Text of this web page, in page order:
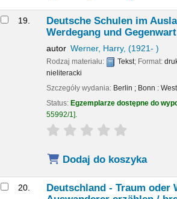
19.
Deutsche Schulen im
Werdegang und
autor Werner, Harry, (1921- )
Rodzaj materiału: Tekst; Format:
nieliteracki
Szczegóły wydania: Berlin ; Bonn :
Status: Egzemplarze dostępne do
55992/1 .
star rating
Dodaj do koszyka
20.
Deutschland - Traum oder